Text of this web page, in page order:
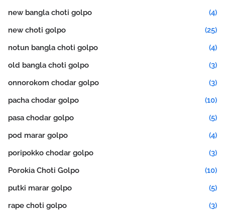
new bangla choti golpo
(4)
new choti golpo
(25)
notun bangla choti golpo
(4)
old bangla choti golpo
(3)
onnorokom chodar golpo
(3)
pacha chodar golpo
(10)
pasa chodar golpo
(5)
pod marar golpo
(4)
poripokko chodar golpo
(3)
Porokia Choti Golpo
(10)
putki marar golpo
(5)
rape choti golpo
(3)